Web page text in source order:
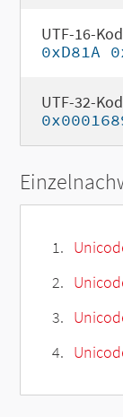
UTF-16-
0xD81A
UTF-32-